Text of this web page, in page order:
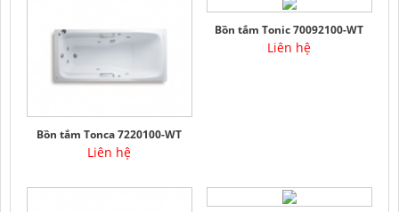
Bồn tắm Tonca 7220100-WT
Liên hệ
Bồn tắm Tonic 70092100-WT
Liên hệ